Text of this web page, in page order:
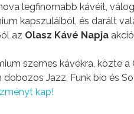
legfinomabb kávéit,
kapszuláiból, és darált
az Olasz Kávé Napja
szemes kávékra, közte
dobozos Jazz, Funk bio és
kap!